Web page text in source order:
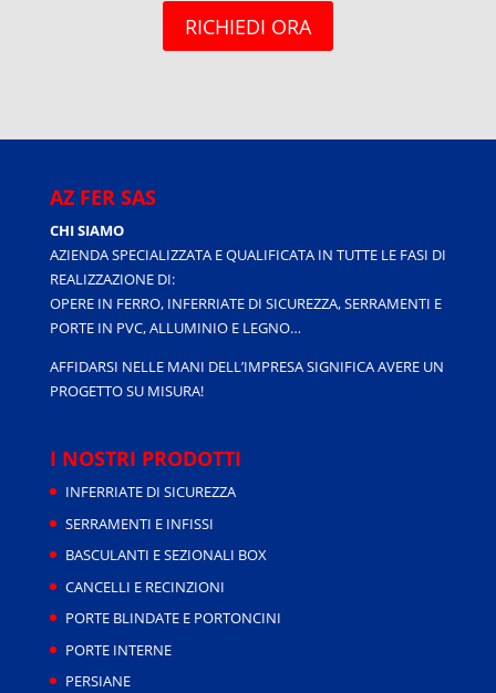
RICHIEDI ORA
AZ FER SAS
CHI SIAMO
AZIENDA SPECIALIZZATA E QUALIFICATA IN TUTTE LE FASI DI
REALIZZAZIONE DI:
OPERE IN FERRO, INFERRIATE DI SICUREZZA, SERRAMENTI E
PORTE IN PVC, ALLUMINIO E LEGNO…
AFFIDARSI NELLE MANI DELL’IMPRESA SIGNIFICA AVERE UN
PROGETTO SU MISURA!
I NOSTRI PRODOTTI
INFERRIATE DI SICUREZZA
SERRAMENTI E INFISSI
BASCULANTI E SEZIONALI BOX
CANCELLI E RECINZIONI
PORTE BLINDATE E PORTONCINI
PORTE INTERNE
PERSIANE